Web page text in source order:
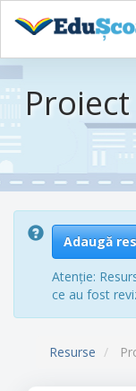
Sari
la
conținutul
principal
Adaugă
Atenție:
ce au fost
Resurse